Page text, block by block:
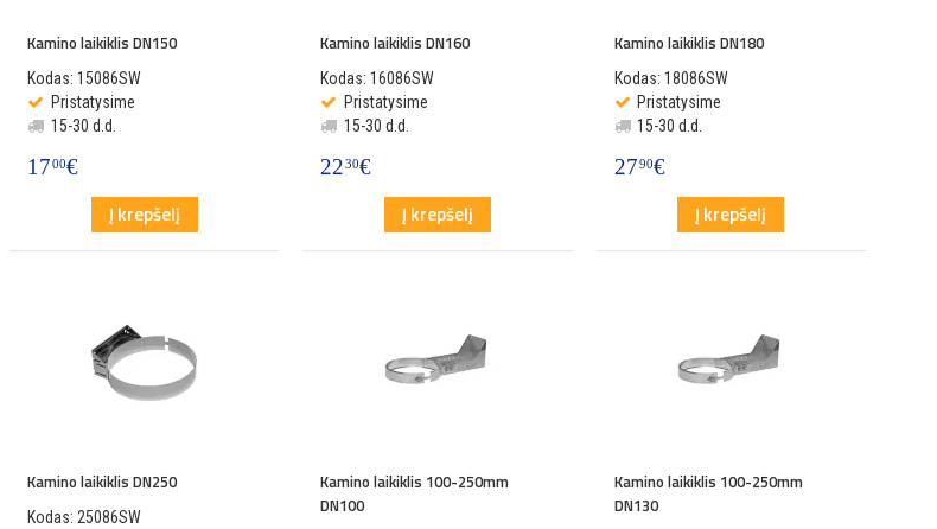
Kamino laikiklis DN150
Kodas: 15086SW
Pristatysime
15-30 d.d.
1700€
Į krepšelį
Kamino laikiklis DN160
Kodas: 16086SW
Pristatysime
15-30 d.d.
22 30€
Į krepšelį
Kamino laikiklis DN180
Kodas: 18086SW
Pristatysime
15-30 d.d.
2790€
Į krepšelį
Kamino laikiklis DN250
Kodas: 25086SW
Kamino laikiklis 100-250mm
DN100
Kamino laikiklis 100-250mm
DN130